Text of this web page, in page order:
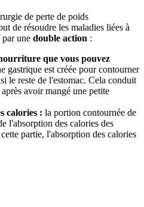
de perte de poids
de résoudre les maladies liées à
une double action :
que vous pouvez
gastrique est créée pour contourner
le reste de l'estomac. Cela conduit
avoir mangé une petite
calories : la portion contournée de
l'absorption des calories des
partie, l'absorption des calories